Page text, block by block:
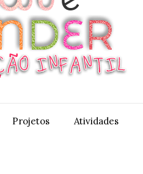
Projetos Atividades